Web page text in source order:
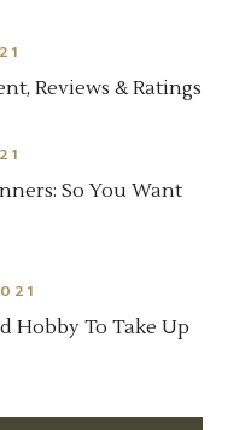
Reviews & Ratings
So You Want
Hobby To Take Up